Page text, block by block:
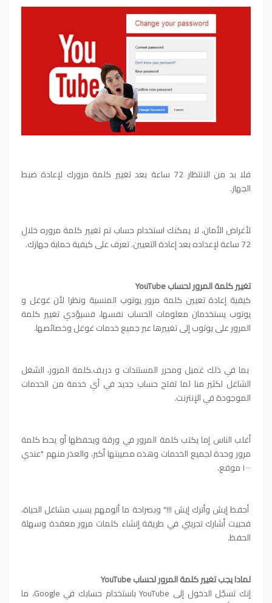
فلا بد من الانتظار 72 ساعة بعد تغيير كلمة مرورك لإعادة ضبط
الجهاز.
لأغراض الأمان، لا يمكنك استخدام حساب تم تغيير كلمة مروره خلال
72 ساعة لإعداده بعد إعادة التعيين. تعرف على كيفية حماية جهازك.
تغيير كلمة المرور لحساب YouTube
كيفية إعادة تعيين كلمة مرور يوتوب المنسية ونظرا لأن غوغل و
يوتوب يستخدمان معلومات الحساب نفسها، فسيؤدي تغيير كلمة
المرور على يوتوب إلى تغييرها عبر جميع خدمات غوغل وخصائصها.
بما في ذلك غميل ومحرر المستندات و دريف.كلمة المرور، الشغل
الشاغل لكثير منا لما تفتح حساب جديد في أي خدمة من الخدمات
الموجودة في الإنترنت.
أغلب الناس إما يكتب كلمة المرور في ورقة ويحفظها أو يحط كلمة
مرور وحدة لجميع الخدمات وهذه مصيبتها أكبر، والعذر منهم "عندي
١٠٠٠ موقع.
أحفظ إيش وأترك إيش !!!" وبصراحة ما ألومهم بسبب مشاغل الحياة،
فحبيت أشارك تجربتي في طريقة إنشاء كلمات مرور معقدة وسهلة
الحفظ.
لمادا يجب تغيير كلمة المرور لحساب YouTube
إنك تسجّل الدخول إلى YouTube باستخدام حسابك في Google‏، ما